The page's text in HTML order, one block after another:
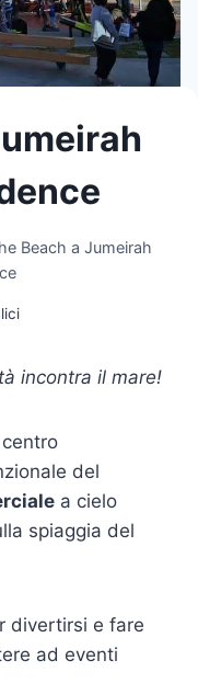
Beach a Jumeirah
incontra il mare!
del
a cielo
spiaggia del
divertirsi e fare
ad eventi